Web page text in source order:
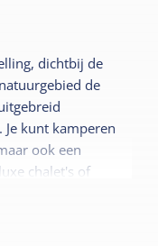
dichtbij de
de
kunt kamperen
ook een
chalet's of